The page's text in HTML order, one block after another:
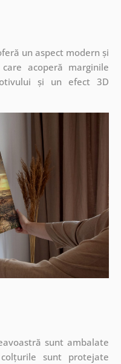
un aspect modern și
acoperă marginile
și un efect 3D
sunt ambalate
sunt protejate